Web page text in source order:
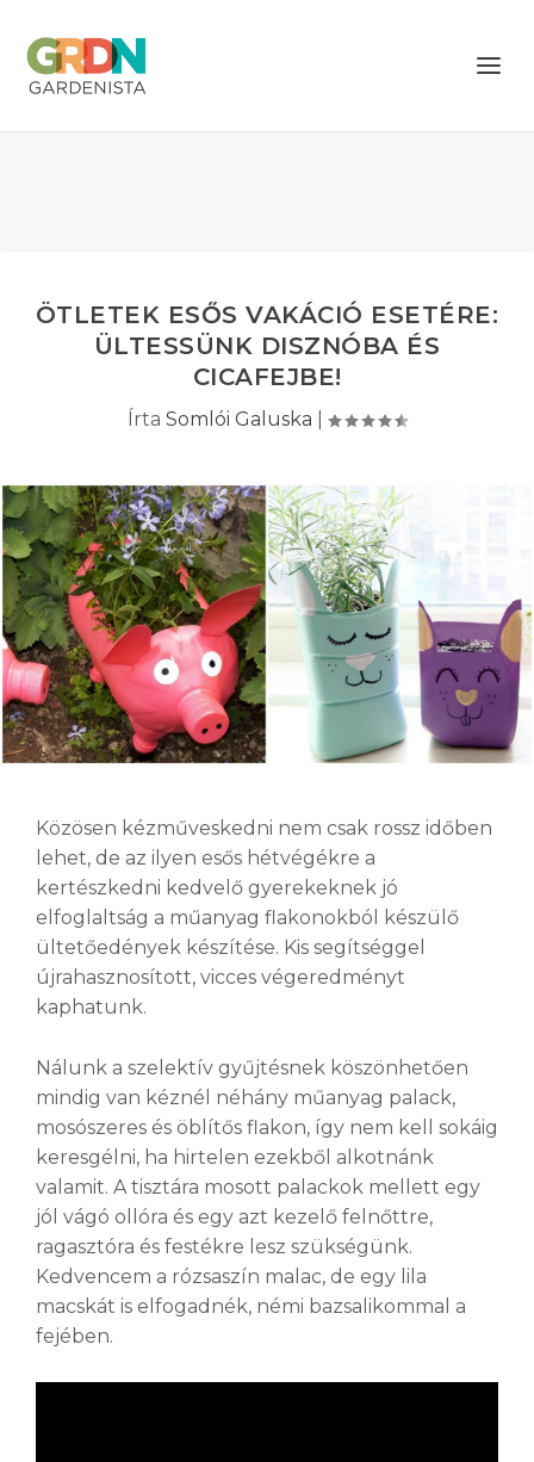
ÖTLETEK ESŐS VAKÁCIÓ ESETÉRE:
ÜLTESSÜNK DISZNÓBA ÉS
CICAFEJBE!
Írta Somlói Galuska
Közösen kézműveskedni nem csak rossz időben
lehet, de az ilyen esős hétvégékre a
kertészkedni kedvelő gyerekeknek jó
elfoglaltság a műanyag flakonokból készülő
ültetőedények készítése. Kis segítséggel
újrahasznosított, vicces végeredményt
kaphatunk.
Nálunk a szelektív gyűjtésnek köszönhetően
mindig van kéznél néhány műanyag palack,
mosószeres és öblítős flakon, így nem kell sokáig
keresgélni, ha hirtelen ezekből alkotnánk
valamit. A tisztára mosott palackok mellett egy
jól vágó ollóra és egy azt kezelő felnőttre,
ragasztóra és festékre lesz szükségünk.
Kedvencem a rózsaszín malac, de egy lila
macskát is elfogadnék, némi bazsalikommal a
fejében.